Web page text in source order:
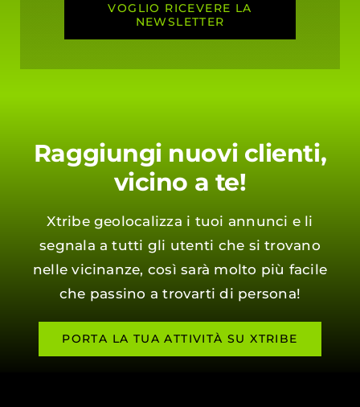
VOGLIO RICEVERE LA
NEWSLETTER
Raggiungi nuovi clienti,
vicino a te!
Xtribe geolocalizza i tuoi annunci e li
segnala a tutti gli utenti che si trovano
nelle vicinanze, così sarà molto più facile
che passino a trovarti di persona!
PORTA LA TUA ATTIVITÀ SU XTRIBE